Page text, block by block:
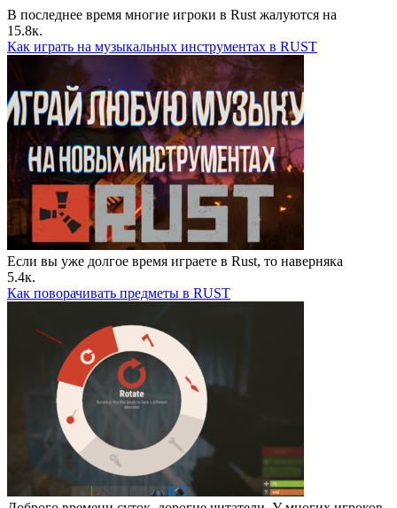
В последнее время многие игроки в Rust жалуются на
15.8к.
Как играть на музыкальных инструментах в RUST
Если вы уже долгое время играете в Rust, то наверняка
5.4к.
Как поворачивать предметы в RUST